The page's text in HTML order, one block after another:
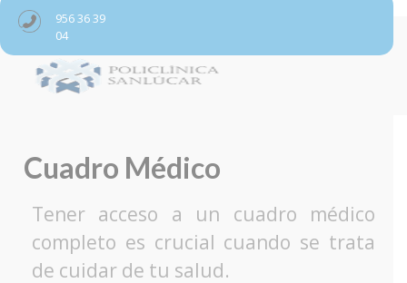
956 36 39
04
Cuadro Médico
Tener acceso a un cuadro médico
completo es crucial cuando se trata
de cuidar de tu salud.